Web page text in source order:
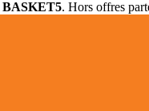
BASKET5. Hors offres